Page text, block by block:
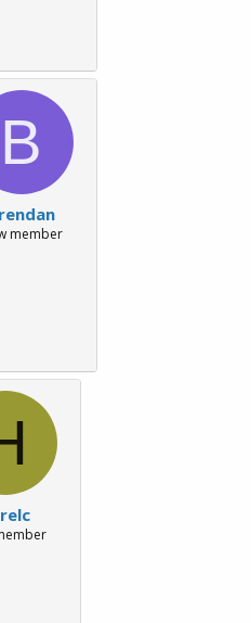
B
member